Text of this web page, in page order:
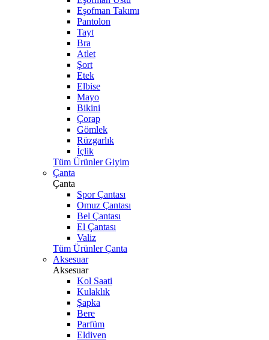
Eşofman Takımı
Pantolon
Tayt
Bra
Atlet
Şort
Etek
Elbise
Mayo
Bikini
Çorap
Gömlek
Rüzgarlık
İçlik
Tüm Ürünler Giyim
Çanta
Çanta
Spor Çantası
Omuz Çantası
Bel Çantası
El Çantası
Valiz
Tüm Ürünler Çanta
Aksesuar
Aksesuar
Kol Saati
Kulaklık
Şapka
Bere
Parfüm
Eldiven